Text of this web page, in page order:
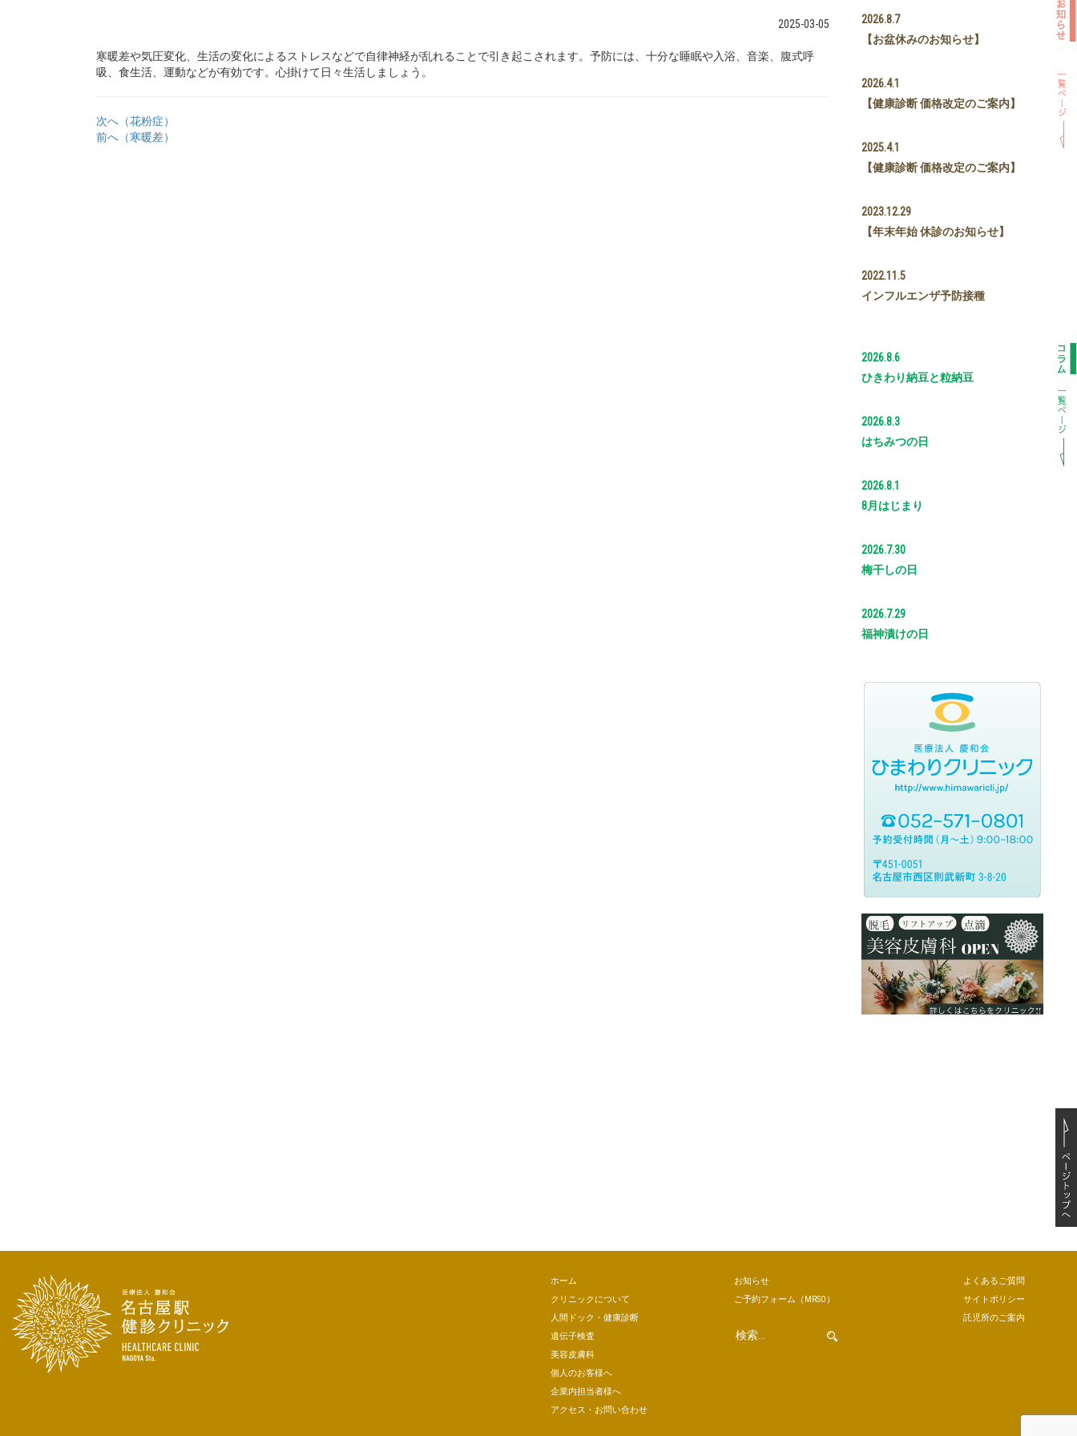
2025-03-05
寒暖差や気圧変化、生活の変化によるストレスなどで自律神経が乱れることで引き起こされます。予防には、十分な睡眠や入浴、音楽、腹式呼
吸、食生活、運動などが有効です。心掛けて日々生活しましょう。
次へ（花粉症）
前へ（寒暖差）
2026.8.7
【お盆休みのお知らせ】
2026.4.1
【健康診断 価格改定のご案内】
2025.4.1
【健康診断 価格改定のご案内】
2023.12.29
【年末年始 休診のお知らせ】
2022.11.5
インフルエンザ予防接種
2026.8.6
ひきわり納豆と粒納豆
2026.8.3
はちみつの日
2026.8.1
8月はじまり
2026.7.30
梅干しの日
2026.7.29
福神漬けの日
ホーム
クリニックについて
人間ドック・健康診断
遺伝子検査
美容皮膚科
個人のお客様へ
企業内担当者様へ
アクセス・お問い合わせ
お知らせ
ご予約フォーム （MRSO）
よくあるご質問
サイトポリシー
託児所のご案内